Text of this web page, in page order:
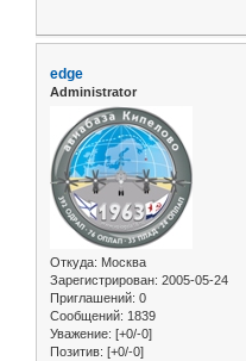
edge
Administrator
Откуда: Москва
Зарегистрирован: 2005-05-24
Приглашений: 0
Сообщений: 1839
Уважение: [+0/-0]
Позитив: [+0/-0]